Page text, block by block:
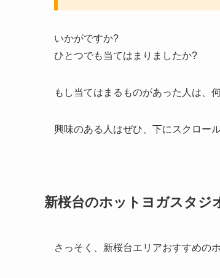
いかがですか?
ひとつでも当てはまりましたか?
もし当てはまるものがあった人は、
興味のある人はぜひ、下にスクロー
新桜台のホットヨガスタジ
さっそく、新桜台エリアおすすめの